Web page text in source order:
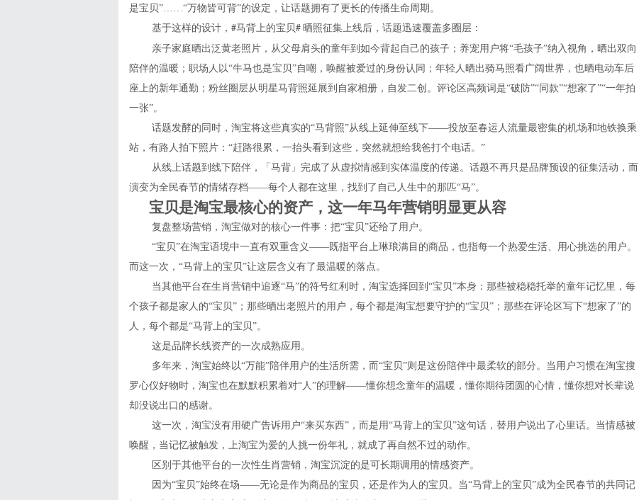
是宝贝”……“万物皆可背”的设定，让话题拥有了更长的传播生命周期。
基于这样的设计， #马背上的宝贝# 晒照征集上线后，话题迅速覆盖多圈层：
亲子家庭晒出泛黄老照片，从父母肩头的童年到如今背起自己的孩子；养宠用户将“毛孩子”纳入视角，晒出双向
陪伴的温暖；职场人以“牛马也是宝贝”自嘲，唤醒被爱过的身份认同；年轻人晒出骑马照看广阔世界，也晒电动车后
座上的新年通勤；粉丝圈层从明星马背照延展到自家相册，自发二创。评论区高频词是“破防”“同款”“想家了”“一年拍
一张”。
话题发酵的同时，淘宝将这些真实的“马背照”从线上延伸至线下——投放至春运人流量最密集的机场和地铁换乘
站 ， 有路人拍下照片：“赶路很累，一抬头看到这些，突然就想给我爸打个电话。”
从线上话题到线下陪伴，「马背」完成了从虚拟情感到实体温度的传递。话题不再只是品牌预设的征集活动，而
演变为全民春节的情绪存档——每个人都在这里，找到了自己人生中的那匹“马”。
宝贝是淘宝最核心的资产，这一年马年营销明显更从容
复盘整场营销，淘宝做对的核心一件事：把“宝贝”还给了用户。
“宝贝”在淘宝语境中一直有双重含义——既指平台上琳琅满目的商品，也指每一个热爱生活、用心挑选的用户。
而这一次，“马背上的宝贝”让这层含义有了最温暖的落点。
当其他平台在生肖营销中追逐“马”的符号红利时，淘宝选择回到“宝贝”本身：那些被稳稳托举的童年记忆里，每
个孩子都是家人的“宝贝”；那些晒出老照片的用户，每个都是淘宝想要守护的“宝贝”；那些在评论区写下“想家了”的
人，每个都是“马背上的宝贝”。
这是品牌长线资产的一次成熟应用。
多年来，淘宝始终以“万能”陪伴用户的生活所需，而“宝贝”则是这份陪伴中最柔软的部分。当用户习惯在淘宝搜
罗心仪好物时，淘宝也在默默积累着对“人”的理解——懂你想念童年的温暖，懂你期待团圆的心情，懂你想对长辈说
却没说出口的感谢。
这一次，淘宝没有用硬广告诉用户“来买东西”，而是用“马背上的宝贝”这句话，替用户说出了心里话。当情感被
唤醒，当记忆被触发，上淘宝为爱的人挑一份年礼，就成了再自然不过的动作。
区别于其他平台的一次性生肖营销，淘宝沉淀的是可长期调用的情感资产。
因为“宝贝”始终在场——无论是作为商品的宝贝，还是作为人的宝贝。当“马背上的宝贝”成为全民春节的共同记